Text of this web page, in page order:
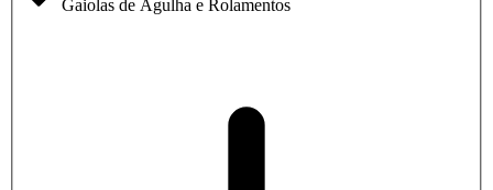
Gaiolas de Agulha e Rolamentos